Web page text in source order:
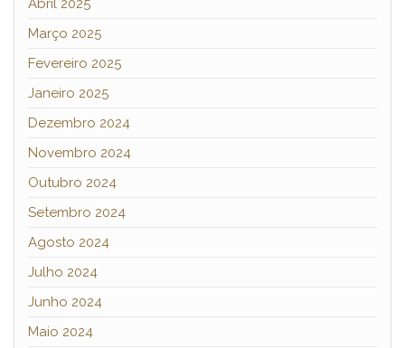
Abril 2025
Março 2025
Fevereiro 2025
Janeiro 2025
Dezembro 2024
Novembro 2024
Outubro 2024
Setembro 2024
Agosto 2024
Julho 2024
Junho 2024
Maio 2024